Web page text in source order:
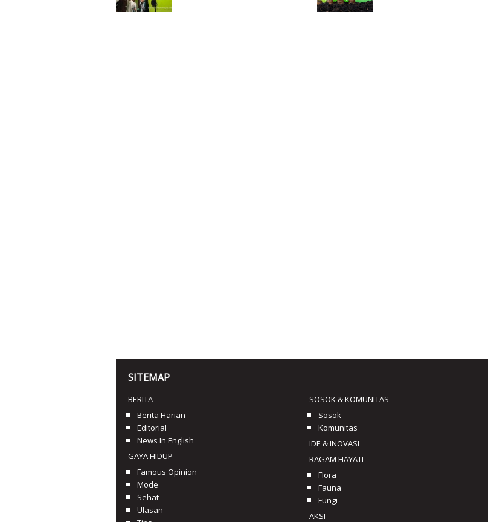
SITEMAP
BERITA
Berita Harian
Editorial
News In English
GAYA HIDUP
Famous Opinion
Mode
Sehat
Ulasan
SOSOK & KOMUNITAS
Sosok
Komunitas
IDE & INOVASI
RAGAM HAYATI
Flora
Fauna
Fungi
AKSI